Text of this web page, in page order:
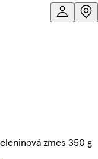
zmes 350 g